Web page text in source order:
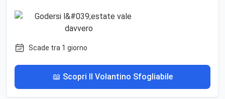
Scade tra 1 giorno
📖 Scopri Il Volantino Sfogliabile